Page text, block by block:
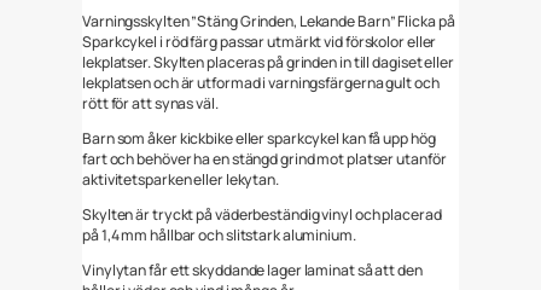
Varningsskylten ”Stäng Grinden, Lekande Barn” Flicka på
Sparkcykel i röd färg passar utmärkt vid förskolor eller
lekplatser. Skylten placeras på grinden in till dagiset eller
lekplatsen och är utformad i varningsfärgerna gult och
rött för att synas väl.
Barn som åker kickbike eller sparkcykel kan få upp hög
fart och behöver ha en stängd grind mot platser utanför
aktivitetsparken eller lekytan.
Skylten är tryckt på väderbeständig vinyl och placerad
på 1,4 mm hållbar och slitstark aluminium.
Vinylytan får ett skyddande lager laminat så att den